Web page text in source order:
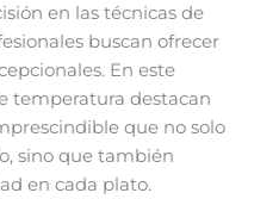
en las técnicas de
buscan ofrecer
En este
temperatura destacan
que no solo
sino que también
en cada plato.